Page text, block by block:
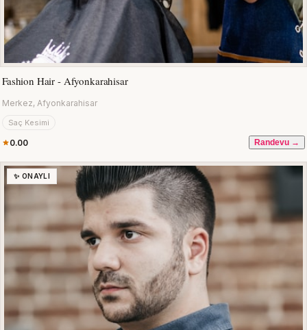
Fashion Hair - Afyonkarahisar
Merkez, Afyonkarahisar
Saç Kesimi
0.00 Randevu →
✨ ONAYLI